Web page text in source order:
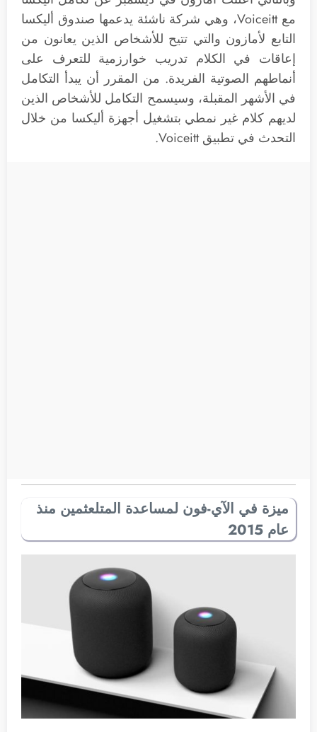
مع Voiceitt، وهي شركة ناشئة يدعمها صندوق أليكسا
التابع لأمازون والتي تتيح للأشخاص الذين يعانون من
إعاقات في الكلام تدريب خوارزمية للتعرف على
أنماطهم الصوتية الفريدة. من المقرر أن يبدأ التكامل
في الأشهر المقبلة، وسيسمح التكامل للأشخاص الذين
لديهم كلام غير نمطي بتشغيل أجهزة أليكسا من خلال
التحدث في تطبيق Voiceitt.
ميزة في الآي-فون لمساعدة المتلعثمين منذ
عام 2015